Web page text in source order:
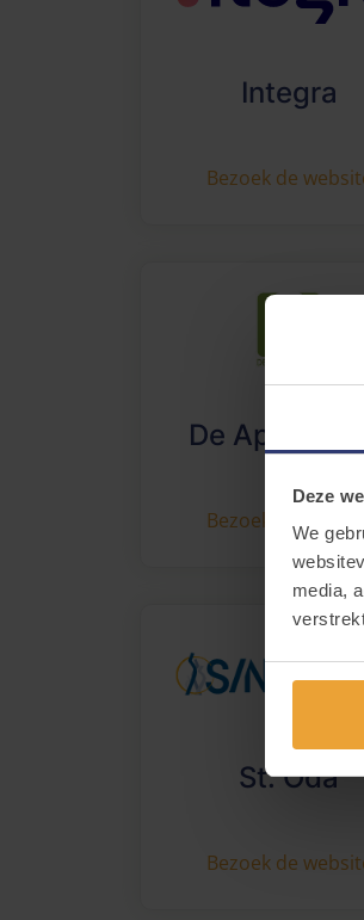
Deze
We
media,
Integra
Bezoek de
De
Bezoek de website
St. Oda
Bezoek de